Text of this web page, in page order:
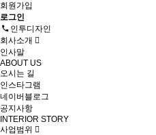
회원가입
로그인
인투디자인
회사소개
인사말
ABOUT US
오시는 길
인스타그램
네이버블로그
공지사항
INTERIOR STORY
사업범위